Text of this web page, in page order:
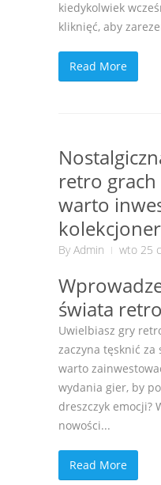
kiedykolwiek
kliknięć, aby
Read More
retro grach
warto
ByAdmin wto 25
świata
Uwielbiasz gry
zaczyna tęsknić za
warto
wydania gier, by
dreszczyk emocji?
nowości...
Read More